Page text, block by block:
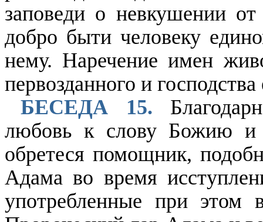
заповеди о невкушении
добро быти человеку
нему. Наречение имен
первозданного и
БЕСЕДА 15.
любовь к слову Божию и
обретеся помощник,
Адама во время
употребленные при этом